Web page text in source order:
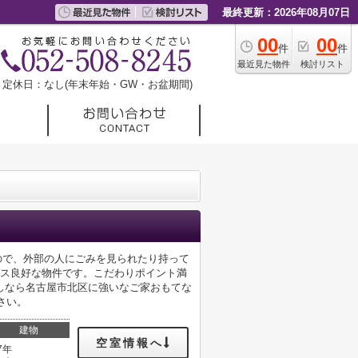
最終更新：2026年08月07日
00件
最近見た物件
00件
検討リスト
定休日：なし(年末年始・GW・お盆期間)
、外部の人にごみを見られたり持って
良好な物件です。こだわりポイント満
ら名古屋市北区に強いなご家おもてな
。
建物
年
空室情報へ